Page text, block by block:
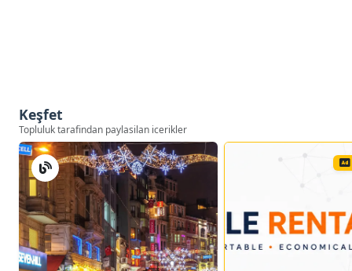
Keşfet
Topluluk tarafindan paylasilan icerikler